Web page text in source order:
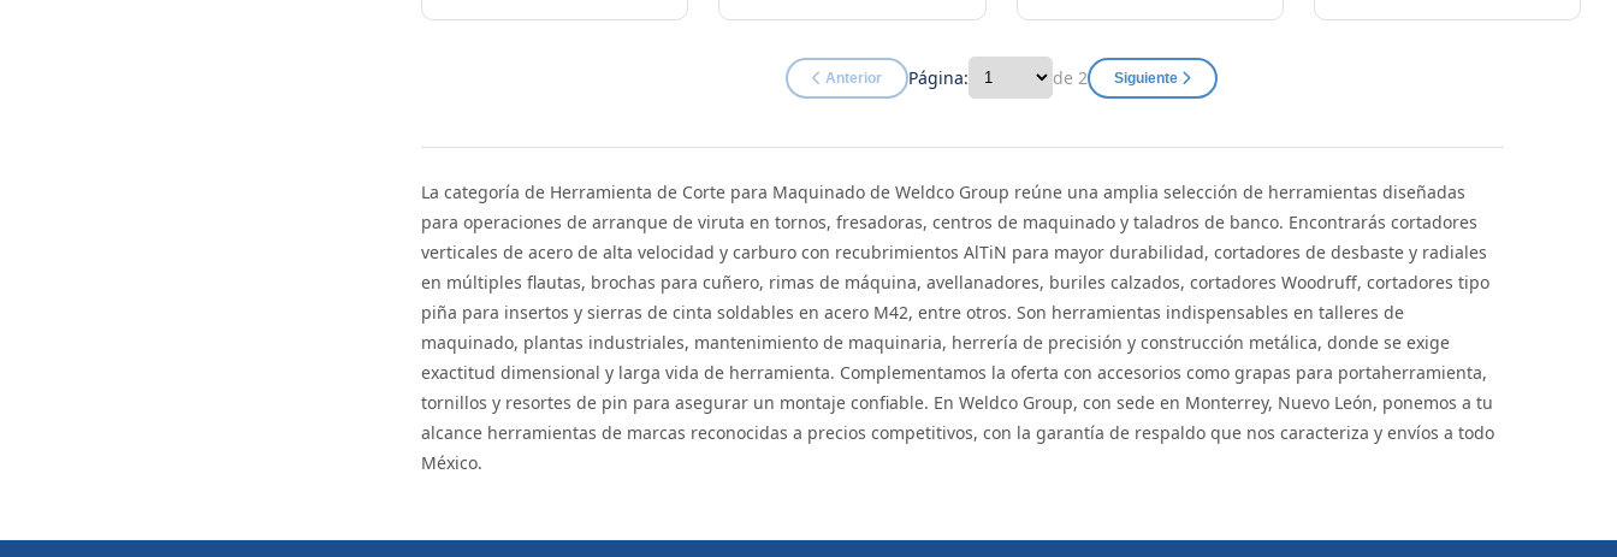
Anterior Página: de 2 Siguiente
La categoría de Herramienta de Corte para Maquinado de Weldco Group reúne una amplia selección de herramientas diseñadas
para operaciones de arranque de viruta en tornos, fresadoras, centros de maquinado y taladros de banco. Encontrarás cortadores
verticales de acero de alta velocidad y carburo con recubrimientos AlTiN para mayor durabilidad, cortadores de desbaste y radiales
en múltiples flautas, brochas para cuñero, rimas de máquina, avellanadores, buriles calzados, cortadores Woodruff, cortadores tipo
piña para insertos y sierras de cinta soldables en acero M42, entre otros. Son herramientas indispensables en talleres de
maquinado, plantas industriales, mantenimiento de maquinaria, herrería de precisión y construcción metálica, donde se exige
exactitud dimensional y larga vida de herramienta. Complementamos la oferta con accesorios como grapas para portaherramienta,
tornillos y resortes de pin para asegurar un montaje confiable. En Weldco Group, con sede en Monterrey, Nuevo León, ponemos a tu
alcance herramientas de marcas reconocidas a precios competitivos, con la garantía de respaldo que nos caracteriza y envíos a todo
México.